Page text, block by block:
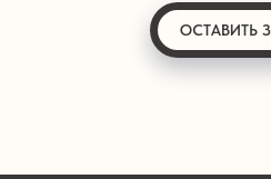
ОСТАВИТЬ